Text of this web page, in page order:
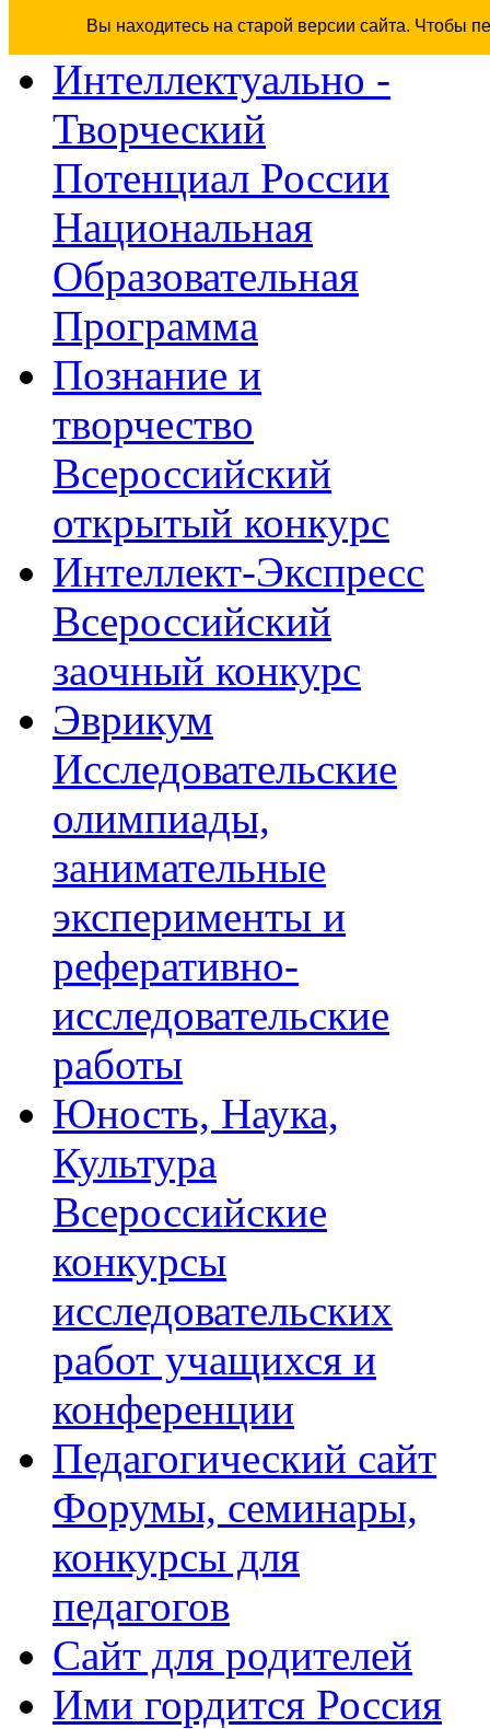
Вы находитесь на старой версии сайта. Чтобы
Интеллектуально -
Творческий
Потенциал России
Национальная
Образовательная
Программа
Познание и
творчество
Всероссийский
открытый конкурс
Интеллект-Экспресс
Всероссийский
заочный конкурс
Эврикум
Исследовательские
олимпиады,
занимательные
эксперименты и
реферативно-
исследовательские
работы
Юность, Наука,
Культура
Всероссийские
конкурсы
исследовательских
работ учащихся и
конференции
Педагогический сайт
Форумы, семинары,
конкурсы для
педагогов
Сайт для родителей
Ими гордится Россия